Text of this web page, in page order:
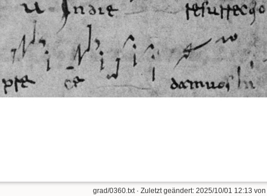
grad/0360.txt· Zuletzt geändert: 2025/10/01 12:13 von